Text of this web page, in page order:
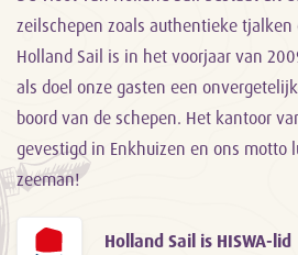
zeilschepen zoals authentieke
Holland Sail is in het voorjaar van
als doel onze gasten een
boord van de schepen. Het kantoor
gevestigd in Enkhuizen en ons motto
zeeman!
Holland Sail is HISWA-lid